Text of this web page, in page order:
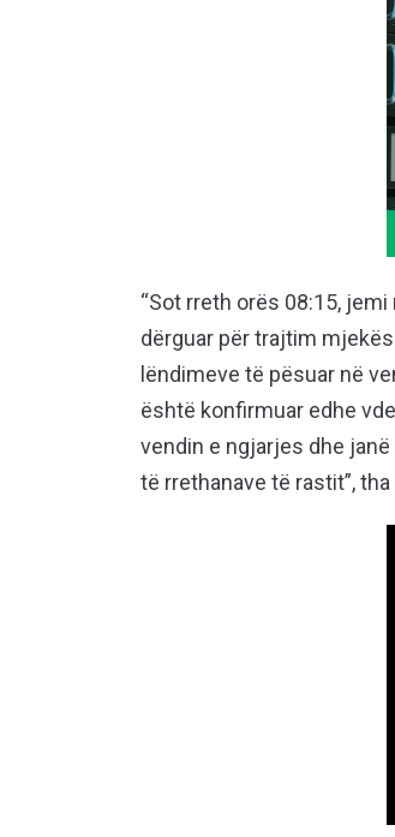
“Sot rreth orës 08:15,
dërguar për trajtim
lëndimeve të pësuar në
është konfirmuar edhe
vendin e ngjarjes dhe
të rrethanave të rastit”,